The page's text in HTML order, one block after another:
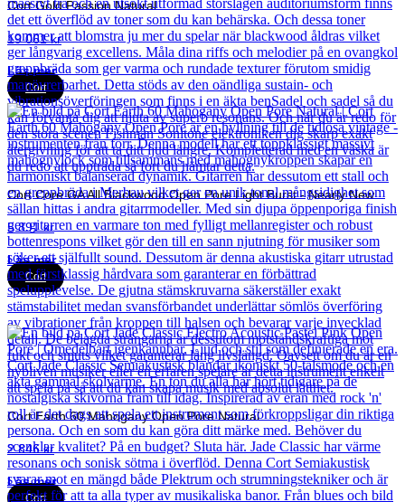
Cort Gold Passion Natural
19 061kr
Läs mer
Cort
Cort Core GA All Blackwood Open Pore Light Burst - Nearly New
5 891kr
Läs mer
Cort
Cort Earth 60 Mahogany Open Pore Natural
2 846kr
Läs mer
Cort